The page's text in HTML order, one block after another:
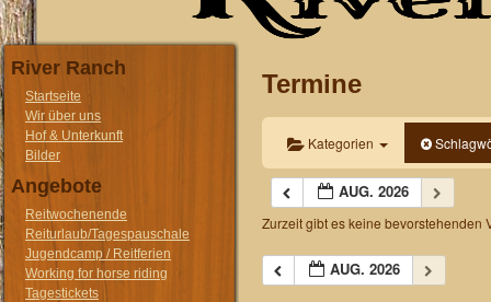
River Ranch
Startseite
Wir über uns
Hof & Unterkunft
Bilder
Angebote
Reitwochenende
Reiturlaub/Tagespauschale
Jugendcamp / Reitferien
Working for horse riding
Tagestickets
Termine
Kategorien
AUG. 2026
Zurzeit gibt es keine bevorstehenden
AUG. 2026